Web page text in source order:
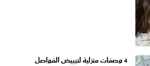
4 وصفات منزلية لتبييض الفواصل